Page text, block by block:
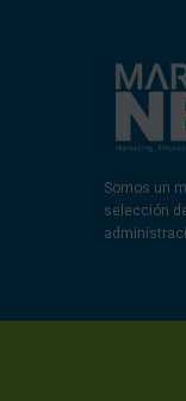
Somos un
selección